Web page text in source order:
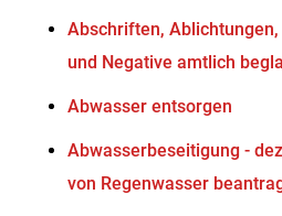
Abschriften,
und Negative amtlich
Abwasser entsorgen
Abwasserbeseitigung -
von Regenwasser